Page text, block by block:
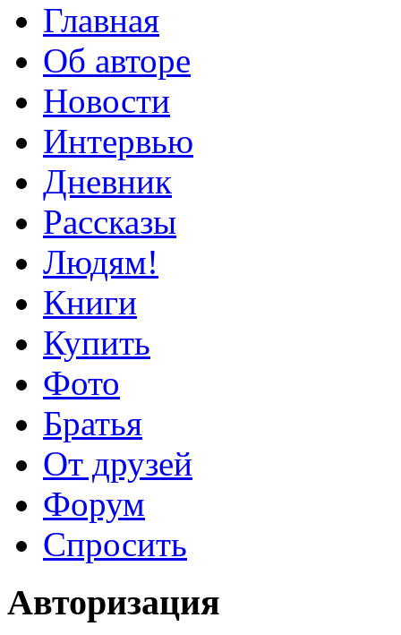
Главная
Об авторе
Новости
Интервью
Дневник
Рассказы
Людям!
Книги
Купить
Фото
Братья
От друзей
Форум
Спросить
Авторизация